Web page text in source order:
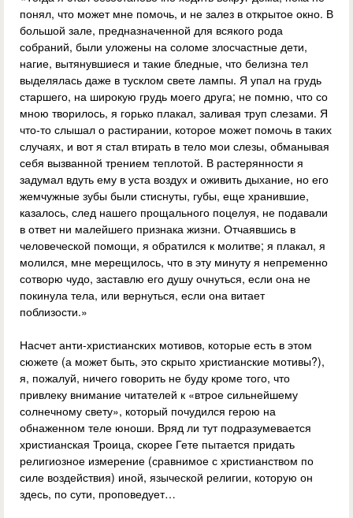
понял, что может мне помочь, и не залез в открытое окно. В
большой зале, предназначенной для всякого рода
собраний, были уложены на соломе злосчастные дети,
нагие, вытянувшиеся и такие бледные, что белизна тел
выделялась даже в тусклом свете лампы. Я упал на грудь
старшего, на широкую грудь моего друга; не помню, что со
мною творилось, я горько плакал, заливая труп слезами. Я
что‑то слышал о растирании, которое может помочь в таких
случаях, и вот я стал втирать в тело мои слезы, обманывая
себя вызванной трением теплотой. В растерянности я
задумал вдуть ему в уста воздух и оживить дыхание, но его
жемчужные зубы были стиснуты, губы, еще хранившие,
казалось, след нашего прощального поцелуя, не подавали
в ответ ни малейшего признака жизни. Отчаявшись в
человеческой помощи, я обратился к молитве; я плакал, я
молился, мне мерещилось, что в эту минуту я непременно
сотворю чудо, заставлю его душу очнуться, если она не
покинула тела, или вернуться, если она витает
поблизости.»
Насчет анти-христианских мотивов, которые есть в этом
сюжете (а может быть, это скрыто христианские мотивы?),
я, пожалуй, ничего говорить не буду кроме того, что
привлеку внимание читателей к «втрое сильнейшему
солнечному свету», который почудился герою на
обнаженном теле юноши. Вряд ли тут подразумевается
христианская Троица, скорее Гете пытается придать
религиозное измерение (сравнимое с христианством по
силе воздействия) иной, языческой религии, которую он
здесь, по сути, проповедует…